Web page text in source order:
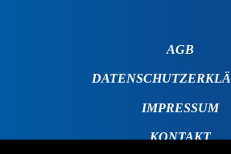
AGB
IMPRESSUM
KONTAKT